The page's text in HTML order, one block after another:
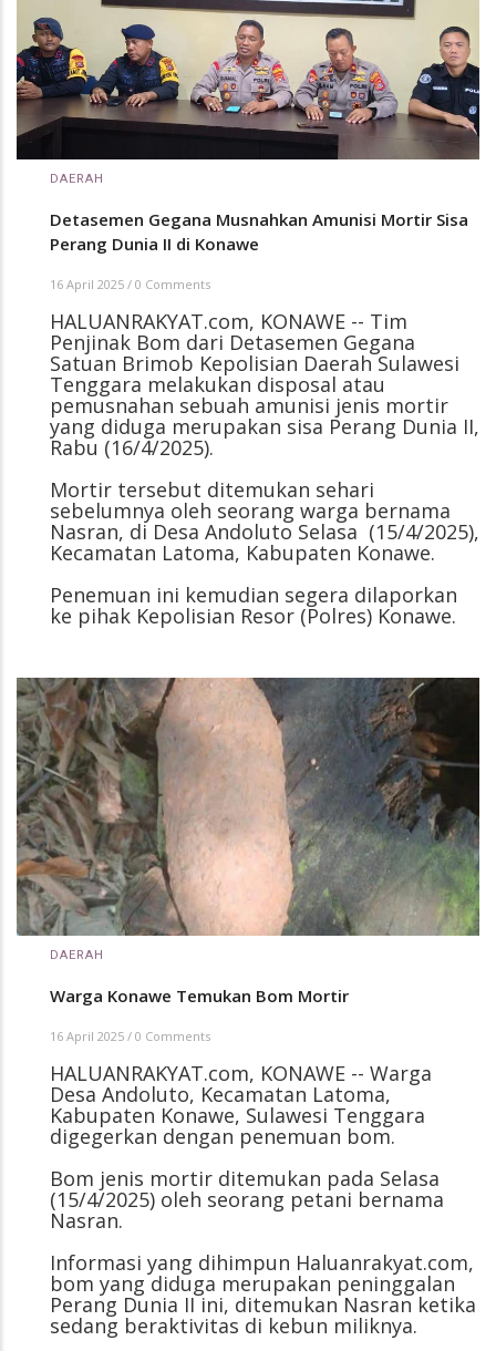
DAERAH
Detasemen Gegana Musnahkan Amunisi Mortir Sisa
Perang Dunia II di Konawe
16 April 2025 / 0 Comments
HALUANRAKYAT.com, KONAWE -- Tim
Penjinak Bom dari Detasemen Gegana
Satuan Brimob Kepolisian Daerah Sulawesi
Tenggara melakukan disposal atau
pemusnahan sebuah amunisi jenis mortir
yang diduga merupakan sisa Perang Dunia II,
Rabu (16/4/2025).
Mortir tersebut ditemukan sehari
sebelumnya oleh seorang warga bernama
Nasran, di Desa Andoluto Selasa (15/4/2025),
Kecamatan Latoma, Kabupaten Konawe.
Penemuan ini kemudian segera dilaporkan
ke pihak Kepolisian Resor (Polres) Konawe.
DAERAH
Warga Konawe Temukan Bom Mortir
16 April 2025 / 0 Comments
HALUANRAKYAT.com, KONAWE -- Warga
Desa Andoluto, Kecamatan Latoma,
Kabupaten Konawe, Sulawesi Tenggara
digegerkan dengan penemuan bom.
Bom jenis mortir ditemukan pada Selasa
(15/4/2025) oleh seorang petani bernama
Nasran.
Informasi yang dihimpun Haluanrakyat.com,
bom yang diduga merupakan peninggalan
Perang Dunia II ini, ditemukan Nasran ketika
sedang beraktivitas di kebun miliknya.